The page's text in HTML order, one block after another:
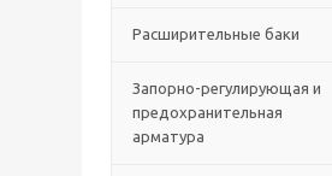
Расширительные баки
Запорно-регулирующая и
предохранительная
арматура